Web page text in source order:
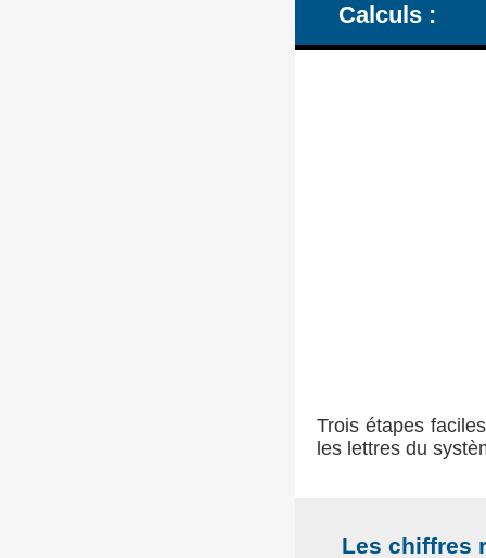
Calculs :
Trois étapes
les lettres du
Les chiffres